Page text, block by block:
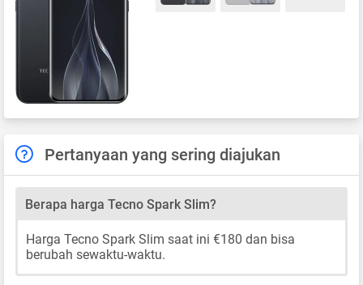
Pertanyaan yang sering diajukan
Berapa harga Tecno Spark Slim?
Harga Tecno Spark Slim saat ini €180 dan bisa
berubah sewaktu-waktu.